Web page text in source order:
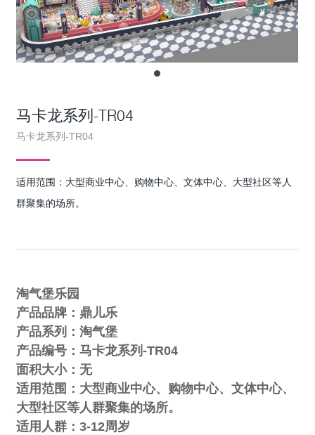
马卡龙系列-TR04
马卡龙系列-TR04
适用范围：大型商业中心、购物中心、文体中心、大型社区等人
群聚集的场所。
淘气堡乐园
产品品牌：鼎儿乐
产品系列：淘气堡
产品编号：马卡龙系列-TR04
面积大小：无
适用范围：大型商业中心、购物中心、文体中心、
大型社区等人群聚集的场所。
适用人群：3-12周岁